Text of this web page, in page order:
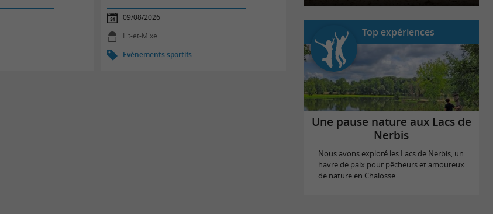
09/08/2026
Lit-et-Mixe
Evènements sportifs
Top expériences
Une pause nature aux Lacs de
Nerbis
Nous avons exploré les Lacs de Nerbis, un
havre de paix pour pêcheurs et amoureux
de nature en Chalosse. ...